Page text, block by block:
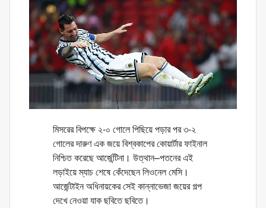
মিসরের বিপক্ষে ২-০ গোলে পিছিয়ে পড়ার পর ৩-২
গোলের দারুণ এক জয়ে বিশ্বকাপের কোয়ার্টার ফাইনাল
নিশ্চিত করেছে আর্জেন্টিনা। উত্থান–পতনের এই
লড়াইয়ে ম্যাচ শেষে কেঁদেছেন লিওনেল মেসি।
আর্জেন্টাইন অধিনায়কের সেই কান্নাভেজা জয়ের গল্প
দেখে নেওয়া যাক ছবিতে ছবিতে।